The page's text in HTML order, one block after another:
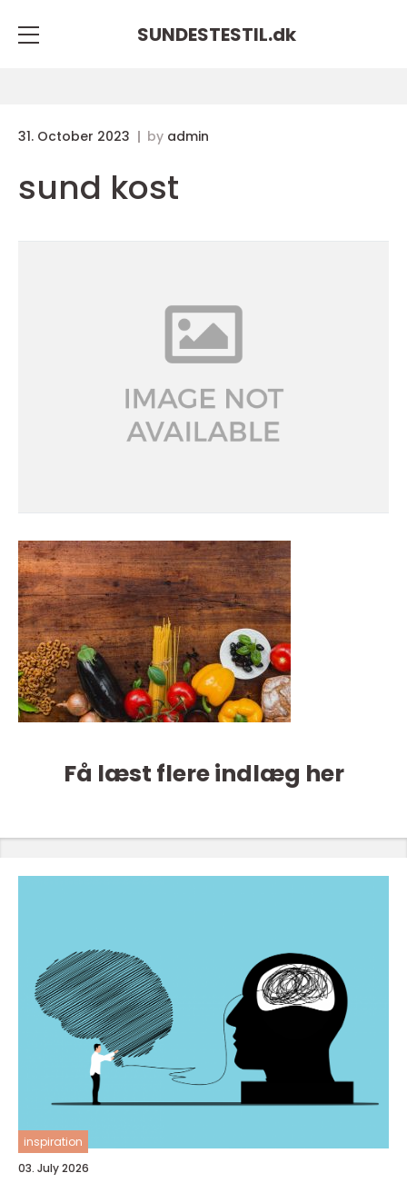
SUNDESTESTIL.dk
31. October 2023 by admin
sund kost
Få læst flere indlæg her
inspiration
03. July 2026